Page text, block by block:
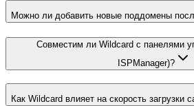
Можно ли добавить новые поддомены
Совместим ли Wildcard с панелями
ISPManager)?
Как Wildcard влияет на скорость загрузки